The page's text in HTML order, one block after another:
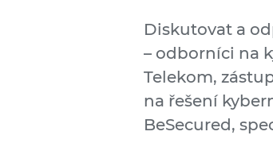
Diskutovat a
– odborníci na
Telekom,
na řešení
BeSecured,